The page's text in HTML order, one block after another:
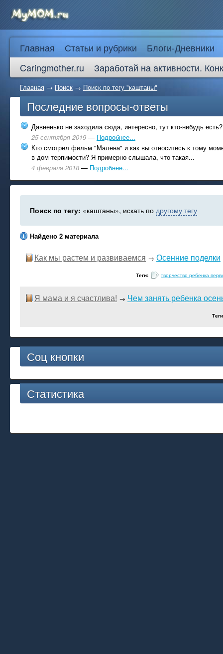
Главная Статьи и рубрики
Блоги-Дневники
Caringmother.ru
Заработай на активности.
Главная → Поиск → Поиск по тегу "каштаны"
Последние вопросы-ответы
Давненько не заходила сюда, интересно, тут кто-нибудь есть?
25 сентября 2019 — Подробнее...
Кто смотрел фильм "Малена" и как вы относитесь к тому
в дом терпимости? Я примерно слышала, что такая...
4 февраля 2018 — Подробнее...
Поиск по тегу: «каштаны», искать по другому тегу
Найдено 2 материала
Как мы растем и развиваемся → Осенние поделки
Теги: творчество ребенка
Я мама и я счастлива! → Чем занять ребенка
Соц кнопки
Статистика